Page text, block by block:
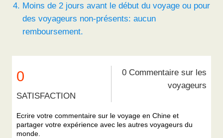
Moins de 2 jours avant le début du voyage ou pour
des voyageurs non-présents: aucun
remboursement.
0
SATISFACTION
0 Commentaire sur les
voyageurs
Ecrire votre commentaire sur le voyage en Chine et
partager votre expérience avec les autres voyageurs du
monde.